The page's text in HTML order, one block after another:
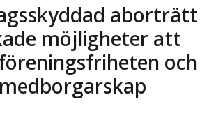
aborträtt
möjligheter att
och